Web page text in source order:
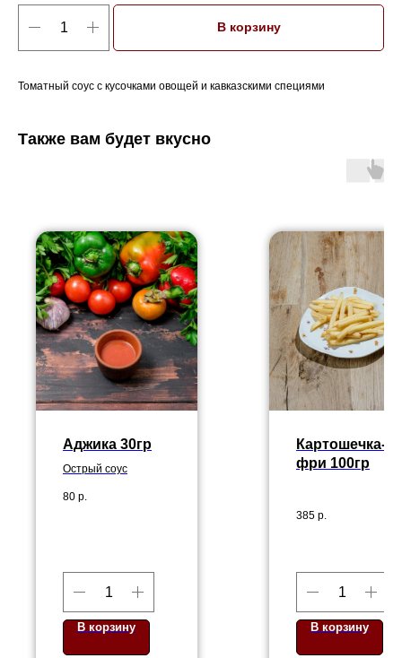
В корзину
Томатный соус с кусочками овощей и кавказскими специями
Также вам будет вкусно
Аджика 30гр
Острый соус
80 р.
В корзину
Картошечка-
фри 100гр
385 р.
В корзину